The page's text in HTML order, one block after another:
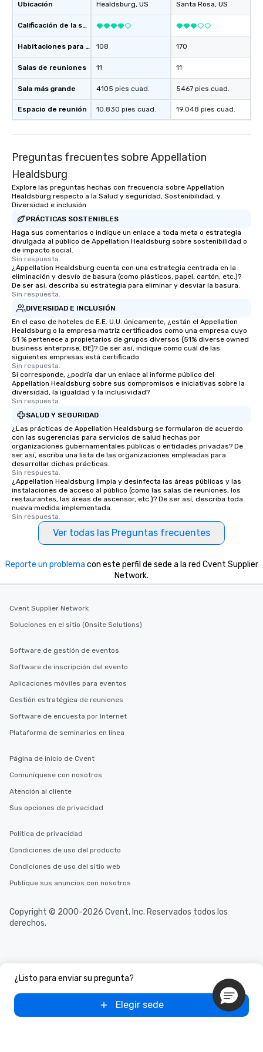
to gather and dine
are special, from the
last. It’s an
convenient and
experience is
short stroll allows
heading to the next
entertainment. All
knowledgeable,
offering engaging
fascinating stories.
Different Types of
experiences offer the
and your guests
in the city and dive
cuisines and dishes.
selected dishes are
delight any palate. Tours Available
from Day to Night
group experience,
business hours or
after work, we can
needs. Go for as Long or as Short as
Ubicación
Calificación de la sede
Habitaciones para huéspedes
Salas de reuniones
Sala más grande
Espacio de reunión
Healdsburg, US
108
11
4105 pies cuad.
10.830 pies cuad.
Santa Rosa, US
170
11
5467 pies cuad.
19.048 pies cuad.
Preguntas frecuentes sobre Appellation
Healdsburg
Explore las preguntas hechas con frecuencia sobre Appellation
Healdsburg respecto a la Salud y seguridad, Sostenibilidad, y
Diversidad e inclusión
PRÁCTICAS SOSTENIBLES
Haga sus comentarios o indique un enlace a toda meta o estrategia
divulgada al público de Appellation Healdsburg sobre sostenibilidad o
de impacto social.
Sin respuesta.
¿Appellation Healdsburg cuenta con una estrategia centrada en la
eliminación y desvío de basura (como plásticos, papel, cartón, etc.)?
De ser así, describa su estrategia para eliminar y desviar la basura.
Sin respuesta.
DIVERSIDAD E INCLUSIÓN
En el caso de hoteles de E.E. U.U. únicamente, ¿están el Appellation
Healdsburg o la empresa matriz certificados como una empresa cuyo
51 % pertenece a propietarios de grupos diversos (51% diverse owned
business enterprise, BE)? De ser así, indique como cuál de las
siguientes empresas está certificado.
Sin respuesta.
Si corresponde, ¿podría dar un enlace al informe público del
Appellation Healdsburg sobre sus compromisos e iniciativas sobre la
diversidad, la igualdad y la inclusividad?
Sin respuesta.
SALUD Y SEGURIDAD
¿Las prácticas de Appellation Healdsburg se formularon de acuerdo
con las sugerencias para servicios de salud hechas por
organizaciones gubernamentales públicas o entidades privadas? De
ser así, escriba una lista de las organizaciones empleadas para
desarrollar dichas prácticas.
Sin respuesta.
¿Appellation Healdsburg limpia y desinfecta las áreas públicas y las
instalaciones de acceso al público (como las salas de reuniones, los
restaurantes, las áreas de ascensor, etc.)? De ser así, describa toda
nueva medida implementada.
Sin respuesta.
Ver todas las Preguntas frecuentes
¿Listo para enviar su pregunta?
Elegir sede
Reporte un problema con este perfil de sede a la red Cvent Supplier
Network.
Cvent Supplier Network
Soluciones en el sitio (Onsite Solutions)
Software de gestión de eventos
Software de inscripción del evento
Aplicaciones móviles para eventos
Gestión estratégica de reuniones
Software de encuesta por Internet
Plataforma de seminarios en línea
Página de inicio de Cvent
Comuníquese con nosotros
Atención al cliente
Sus opciones de privacidad
Política de privacidad
Condiciones de uso del producto
Condiciones de uso del sitio web
Publique sus anuncios con nosotros
Copyright © 2000-2026 Cvent, Inc. Reservados todos los
derechos.